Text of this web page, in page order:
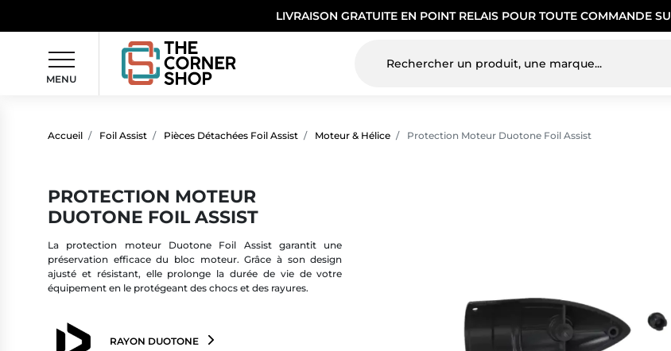
LIVRAISON GRATUITE EN POINT RELAIS POUR TOUTE COMMANDE
MENU
Accueil Foil Assist Pièces Détachées Foil Assist Moteur & Hélice Protection Moteur Duotone Foil Assist
PROTECTION MOTEUR
DUOTONE FOIL ASSIST
La protection moteur Duotone Foil Assist garantit une
préservation efficace du bloc moteur. Grâce à son design
ajusté et résistant, elle prolonge la durée de vie de votre
équipement en le protégeant des chocs et des rayures.
RAYON DUOTONE